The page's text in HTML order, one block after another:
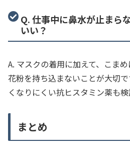
Q. 仕事中に鼻水が止まら
いい？
A. マスクの着用に加えて、こま
花粉を持ち込まないことが大切
くなりにくい抗ヒスタミン薬も検
まとめ